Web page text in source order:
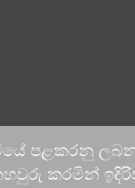
අඩවියේ
කරමින්